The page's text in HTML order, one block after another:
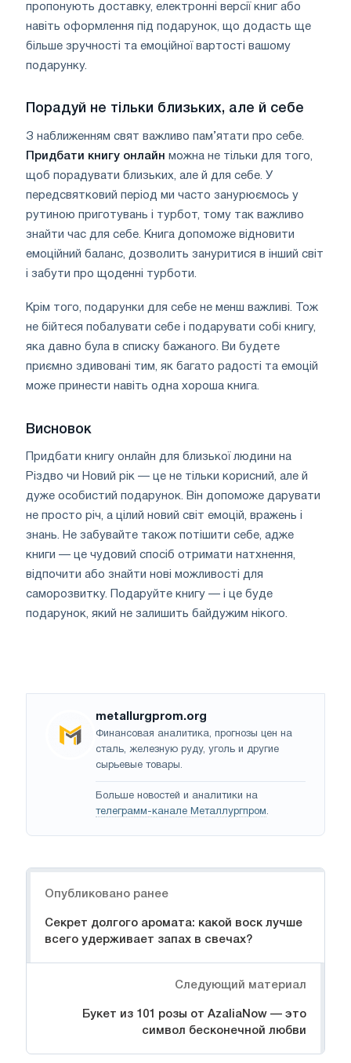
пропонують доставку, електронні версії книг або
навіть оформлення під подарунок, що додасть ще
більше зручності та емоційної вартості вашому
подарунку.
Порадуй не тільки близьких, але й себе
З наближенням свят важливо пам’ятати про себе.
Придбати книгу онлайн можна не тільки для того,
щоб порадувати близьких, але й для себе. У
передсвятковий період ми часто занурюємось у
рутиною приготувань і турбот, тому так важливо
знайти час для себе. Книга допоможе відновити
емоційний баланс, дозволить зануритися в інший світ
і забути про щоденні турботи.
Крім того, подарунки для себе не менш важливі. Тож
не бійтеся побалувати себе і подарувати собі книгу,
яка давно була в списку бажаного. Ви будете
приємно здивовані тим, як багато радості та емоцій
може принести навіть одна хороша книга.
Висновок
Придбати книгу онлайн для близької людини на
Різдво чи Новий рік — це не тільки корисний, але й
дуже особистий подарунок. Він допоможе дарувати
не просто річ, а цілий новий світ емоцій, вражень і
знань. Не забувайте також потішити себе, адже
книги — це чудовий спосіб отримати натхнення,
відпочити або знайти нові можливості для
саморозвитку. Подаруйте книгу — і це буде
подарунок, який не залишить байдужим нікого.
metallurgprom.org
Финансовая аналитика, прогнозы цен на
сталь, железную руду, уголь и другие
сырьевые товары.
Больше новостей и аналитики на
телеграмм-канале Металлургпром.
Опубликовано ранее
Секрет долгого аромата: какой воск лучше
всего удерживает запах в свечах?
Следующий материал
Букет из 101 розы от AzaliaNow — это
символ бесконечной любви